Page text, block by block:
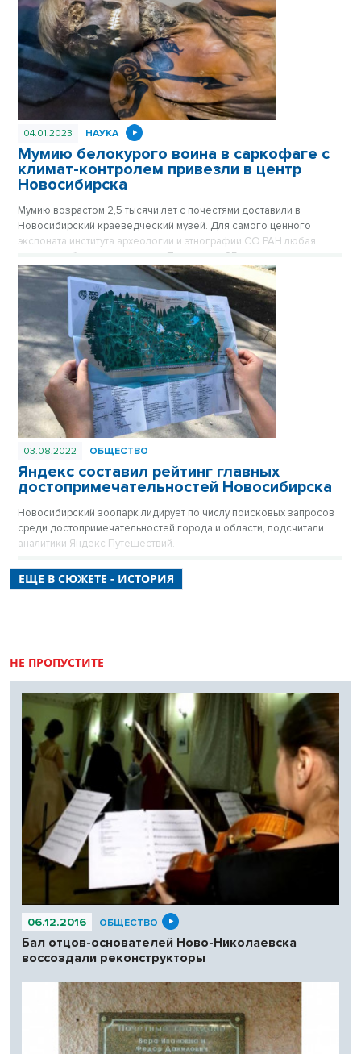
04.01.2023 НАУКА
Мумию белокурого воина в саркофаге с
климат-контролем привезли в центр
Новосибирска
Мумию возрастом 2,5 тысячи лет с почестями доставили в
Новосибирский краеведческий музей. Для самого ценного
экспоната института археологии и этнографии СО РАН любая
поездка – большая редкость. Последние 25 лет сосед
знаменитой принцессы Укока выезжает из Академгородка
только по самым важным поводам. Чуть больше двух месяцев
мумия родом с Алтая будет находиться в центре Новосибирска.
Публикуется повторно в цикле «Лучшие материалы VN.RU за
2022 год».
03.08.2022 ОБЩЕСТВО
Яндекс составил рейтинг главных
достопримечательностей Новосибирска
Новосибирский зоопарк лидирует по числу поисковых запросов
среди достопримечательностей города и области, подсчитали
аналитики Яндекс Путешествий.
ЕЩЕ В СЮЖЕТЕ - ИСТОРИЯ
НЕ ПРОПУСТИТЕ
06.12.2016 ОБЩЕСТВО
Бал отцов-основателей Ново-Николаевска
воссоздали реконструкторы